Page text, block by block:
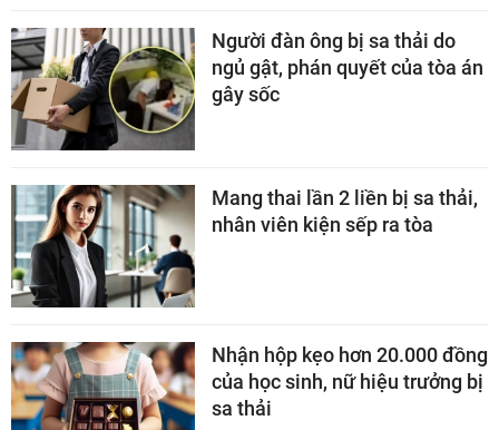
Người đàn ông bị sa thải do
ngủ gật, phán quyết của tòa án
gây sốc
Mang thai lần 2 liền bị sa thải,
nhân viên kiện sếp ra tòa
Nhận hộp kẹo hơn 20.000 đồng
của học sinh, nữ hiệu trưởng bị
sa thải